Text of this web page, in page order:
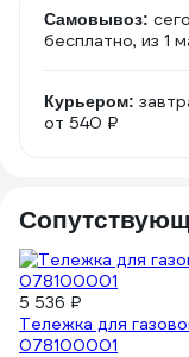
Самовывоз:
бесплатно, из 1
Курьером:
от 540 ₽
5 536 ₽
Тележка для
078100001